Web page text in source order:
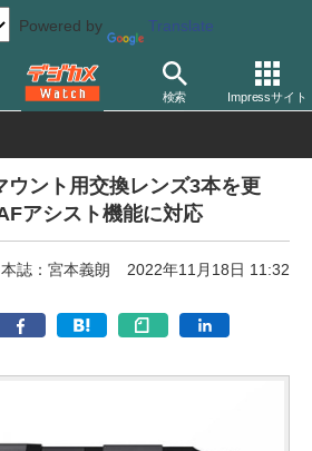
Powered by Translate
検索 Impressサイト
交換レンズ シグマ
ウント用交換レンズ3本を更
アシスト機能に対応
本誌：宮本義朗 2022年11月18日 11:32